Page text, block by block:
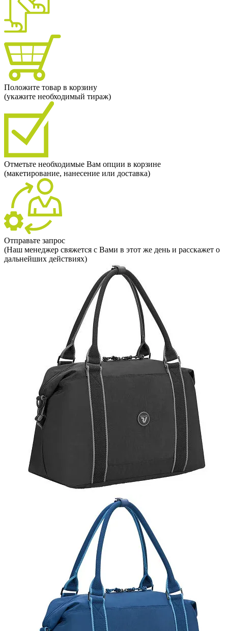
Положите товар в корзину
(укажите необходимый тираж)
Отметьте необходимые Вам опции в корзине
(макетирование, нанесение или доставка)
Отправьте запрос
(Наш менеджер свяжется с Вами в этот же день и расскажет о
дальнейших действиях)